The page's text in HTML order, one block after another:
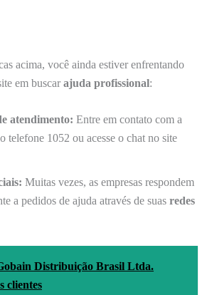
acima, você ainda estiver enfrentando
em buscar ajuda profissional:
atendimento: Entre em contato com a
telefone 1052 ou acesse o chat no site
Muitas vezes, as empresas respondem
a pedidos de ajuda através de suas redes
Distribuição Brasil Ltda.
clientes